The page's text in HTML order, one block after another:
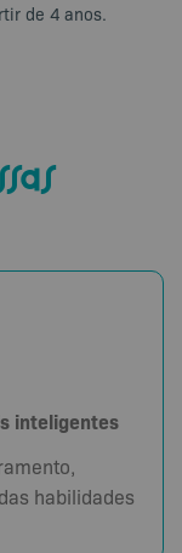
de 4 anos.
inteligentes
habilidades